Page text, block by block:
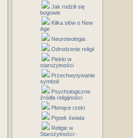
Jak rodzili się
bogowie
Kilka słów o New
Age
Neuroteologia
Odrodzenie religii
Piekło w
starożytności
Przechwytywanie
symboli
Psychologiczne
źródła religijności
Płonące rzeki
Pępek świata
Religie w
Starożytności -